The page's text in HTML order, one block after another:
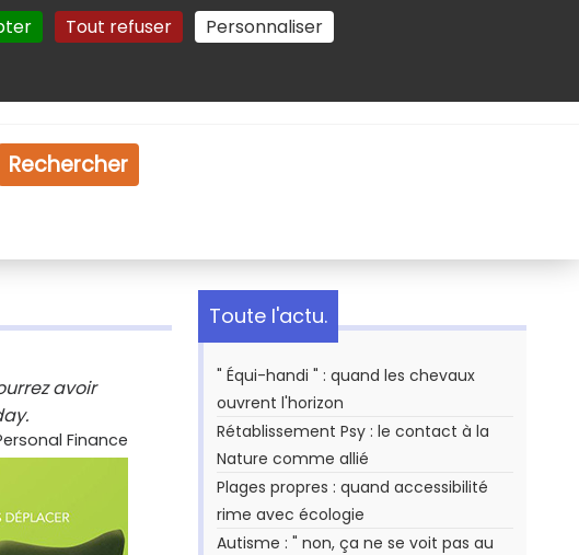
Tout refuser Personnaliser
Plan du site Gestion des cookies
Rechercher
avoir
Finance
Toute l'actu.
" Équi-handi " : quand les chevaux
ouvrent l'horizon
Rétablissement Psy : le contact à la
Nature comme allié
Plages propres : quand accessibilité
rime avec écologie
Autisme : " non, ça ne se voit pas au